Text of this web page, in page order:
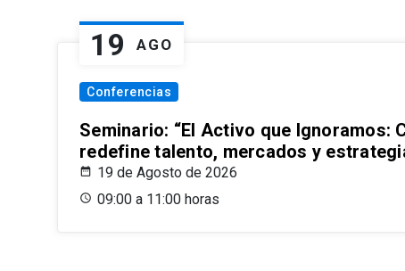
19 AGO
Conferencias
Seminario: “El Activo que Ignoramos:
redefine talento, mercados y
19 de Agosto de 2026
09:00 a 11:00 horas